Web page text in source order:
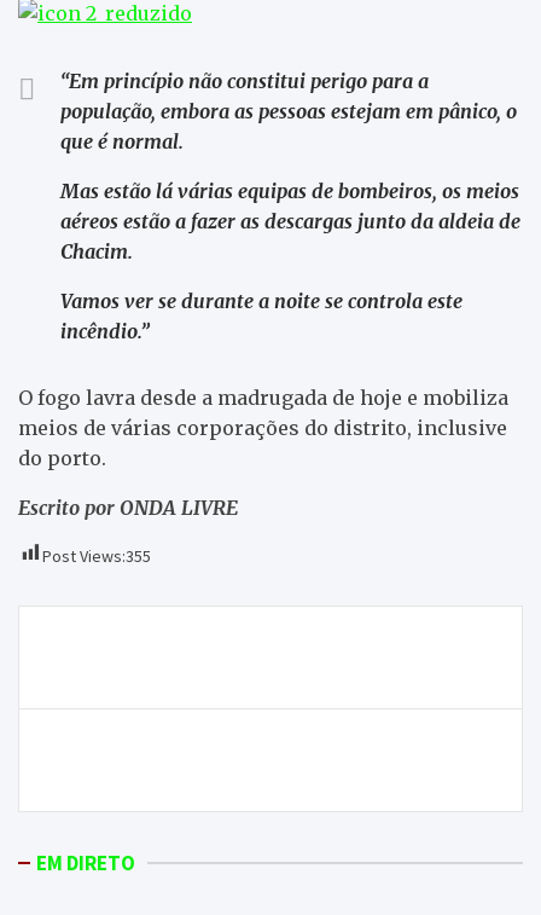
“Em princípio não constitui perigo para a
população, embora as pessoas estejam em pânico, o
que é normal.
Mas estão lá várias equipas de bombeiros, os meios
aéreos estão a fazer as descargas junto da aldeia de
Chacim.
Vamos ver se durante a noite se controla este
incêndio.”
O fogo lavra desde a madrugada de hoje e mobiliza
meios de várias corporações do distrito, inclusive
do porto.
Escrito por ONDA LIVRE
Post Views:355
artigos
EM DIRETO